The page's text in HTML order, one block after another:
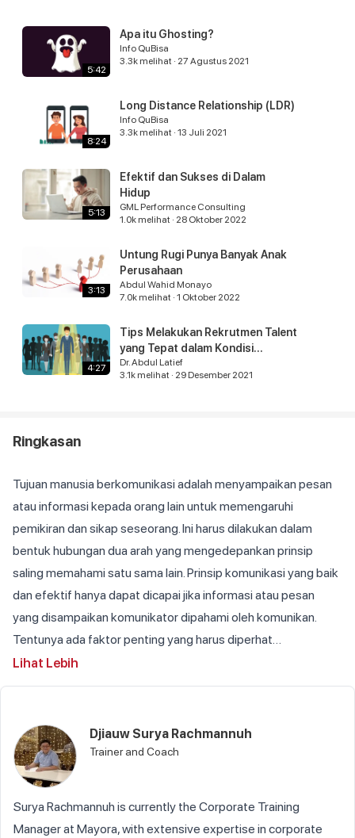
Cerita Sang Tikus
Once Upon a Coach
6 Topi Berpikir
5.8k melihat·25 Agustus 2020
Pengusaha dan IT
1.8kmelihat· 26 Agustus 2020
5:42
Apa itu Ghosting?
Info QuBisa
3.3k melihat · 27 Agustus 2021
8:24
Long Distance Relationship (LDR)
Info QuBisa
3.3k melihat · 13 Juli 2021
5:13
Efektif dan Sukses di Dalam
Hidup
GML Performance Consulting
1.0k melihat · 28 Oktober 2022
3:13
Untung Rugi Punya Banyak Anak
Perusahaan
Abdul Wahid Monayo
7.0k melihat · 1 Oktober 2022
4:27
Tips Melakukan Rekrutmen Talent
yang Tepat dalam Kondisi
Pandemi Covid-19
Dr. Abdul Latief
3.1k melihat · 29 Desember 2021
Ringkasan
Tujuan manusia berkomunikasi adalah menyampaikan pesan
atau informasi kepada orang lain untuk memengaruhi
pemikiran dan sikap seseorang. Ini harus dilakukan dalam
bentuk hubungan dua arah yang mengedepankan prinsip
saling memahami satu sama lain. Prinsip komunikasi yang baik
dan efektif hanya dapat dicapai jika informasi atau pesan
yang disampaikan komunikator dipahami oleh komunikan.
Tentunya ada faktor penting yang harus diperhat…
Lihat Lebih
Djiauw Surya Rachmannuh
Trainer and Coach
Surya Rachmannuh is currently the Corporate Training
Manager at Mayora, with extensive expertise in corporate